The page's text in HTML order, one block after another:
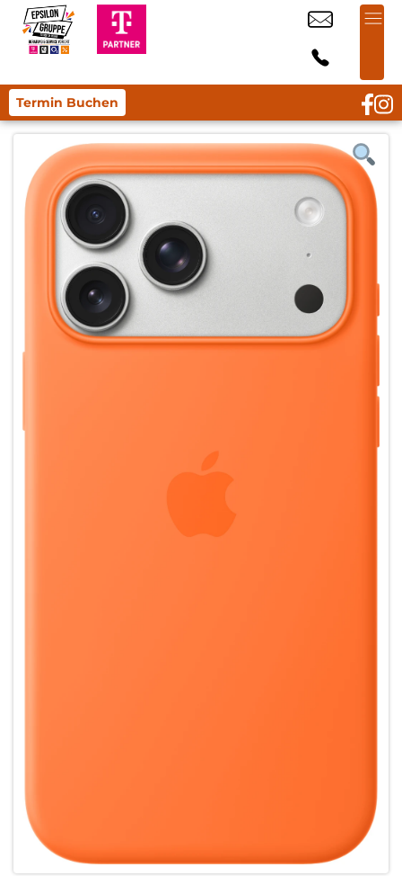
Termin Buchen